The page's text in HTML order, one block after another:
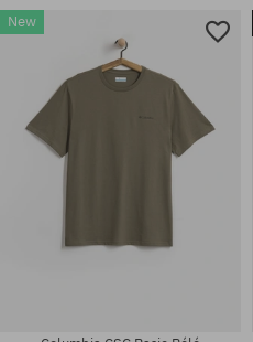
Elérhető méretek:
New